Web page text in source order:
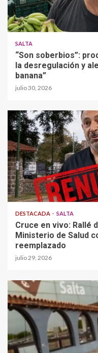
SALTA
“Son soberbios”:
la desregulación y
banana”
julio 30, 2026
DESTACADA SALTA
Cruce en vivo: Rallé
Ministerio de Salud
reemplazado
julio 29, 2026